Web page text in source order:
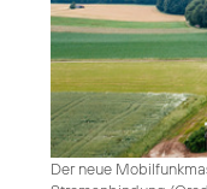
Der neue